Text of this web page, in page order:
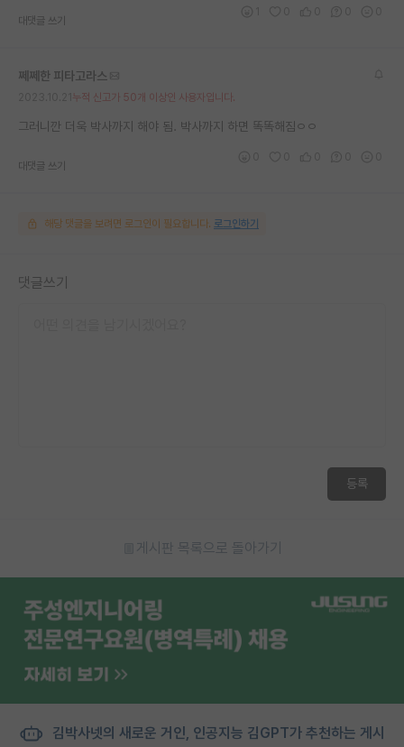
대댓글 쓰기
쩨쩨한 피타고라스
누적 신고가 50개 이상인 사용자입니다.
그러니깐 더욱 박사까지 해야 됨. 박사까지 하면 똑똑해짐ㅇㅇ
대댓글 쓰기
해당 댓글을 보려면 로그인이 필요합니다. 로그인하기
댓글쓰기
등록
게시판 목록으로 돌아가기
김박사넷의 새로운 거인, 인공지능 김GPT가 추천하는 게시